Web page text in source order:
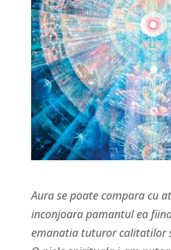
Aura se poate compara cu
inconjoara pamantul ea
emanatia tuturor calitatilor